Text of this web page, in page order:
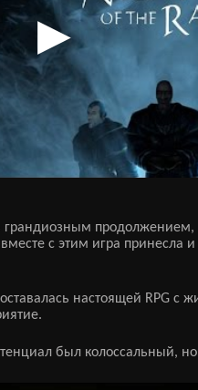
грандиозным
с этим игра
настоящей RPG
был колоссальный,